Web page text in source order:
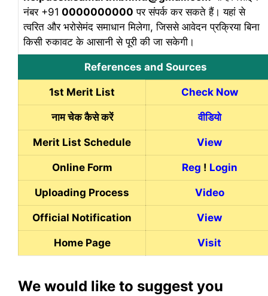
नंबर +91 0000000000 पर संपर्क कर सकते हैं। यहां से
त्वरित और भरोसेमंद समाधान मिलेगा, जिससे आवेदन प्रक्रिया बिना
किसी रुकावट के आसानी से पूरी की जा सकेगी।
References and Sources
1st Merit List Check Now
नाम चेक कैसे करें वीडियो
Merit List Schedule View
Online Form Reg ! Login
Uploading Process Video
Official Notification View
Home Page Visit
We would like to suggest you